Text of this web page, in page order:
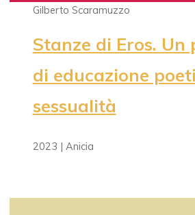
Gilberto Scaramuzzo
Stanze di Eros. Un
di educazione
sessualità
2023 | Anicia